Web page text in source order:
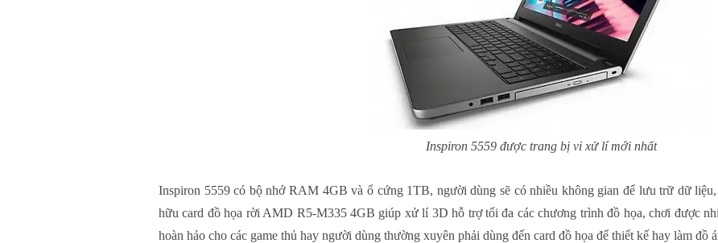
Inspiron 5559 được trang bị vi xử lí mới nhất
Inspiron 5559 có bộ nhớ RAM 4GB và ổ cứng 1TB, người dùng sẽ có nhiều không gian để lưu trữ dữ
hữu card đồ họa rời AMD R5-M335 4GB giúp xử lí 3D hỗ trợ tối đa các chương trình đồ họa, chơi được
hoàn hảo cho các game thủ hay người dùng thường xuyên phải dùng đến card đồ họa để thiết kế hay làm đồ